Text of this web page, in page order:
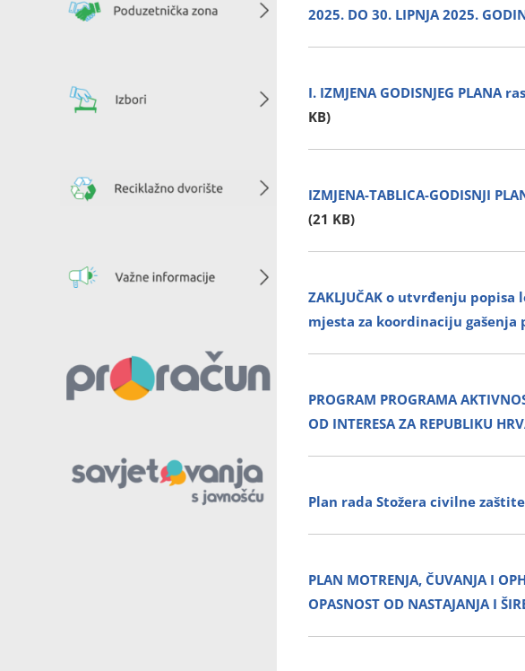
2025. DO 30. LIPNJA 2025.
I. IZMJENA GODISNJEG
KB)
IZMJENA-TABLICA-GODISNJI
(21 KB)
ZAKLJUČAK o utvrđenju
mjesta za koordinaciju gašenja
PROGRAM PROGRAMA
OD INTERESA ZA REPUBLIKU
Plan rada Stožera civilne
PLAN MOTRENJA, ČUVANJA I
OPASNOST OD NASTAJANJA I